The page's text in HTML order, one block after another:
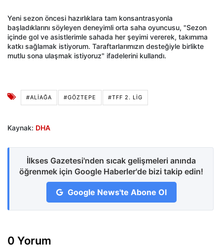
Yeni sezon öncesi hazırlıklara tam konsantrasyonla
başladıklarını söyleyen deneyimli orta saha oyuncusu, "Sezon
içinde gol ve asistlerimle sahada her şeyimi vererek, takımıma
katkı sağlamak istiyorum. Taraftarlarımızın desteğiyle birlikte
mutlu sona ulaşmak istiyoruz" ifadelerini kullandı.
#ALIAĞA #GÖZTEPE #TFF 2. LIG
Kaynak: DHA
İlkses Gazetesi'nden sıcak gelişmeleri anında
öğrenmek için Google Haberler'de bizi takip edin!
Google News'te Abone Ol
0 Yorum